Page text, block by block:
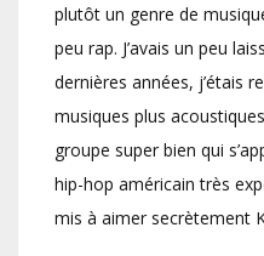
plutôt un genre de
peu rap. J’avais un peu
dernières années, j’étais
musiques plus
groupe super bien qui
hip-hop américain très
mis à aimer secrètement